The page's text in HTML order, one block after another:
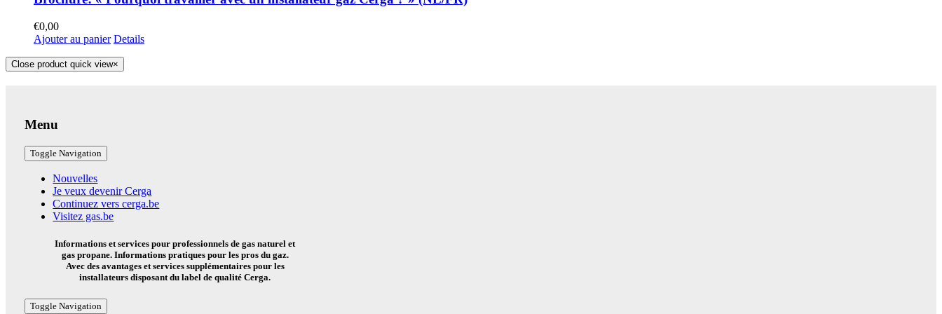
€0,00
Ajouter au panier Details
Close product quick view×
Menu
Toggle Navigation
Nouvelles
Je veux devenir Cerga
Continuez vers cerga.be
Visitez gas.be
Informations et services pour professionnels de gas naturel et
gas propane. Informations pratiques pour les pros du gaz.
Avec des avantages et services supplémentaires pour les
installateurs disposant du label de qualité Cerga.
Toggle Navigation